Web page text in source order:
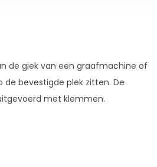
de giek van een graafmachine of
bevestigde plek zitten. De
met klemmen.